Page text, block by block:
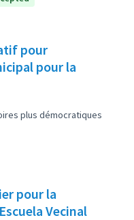
pour
pour la
plus démocratiques
pour la
Vecinal